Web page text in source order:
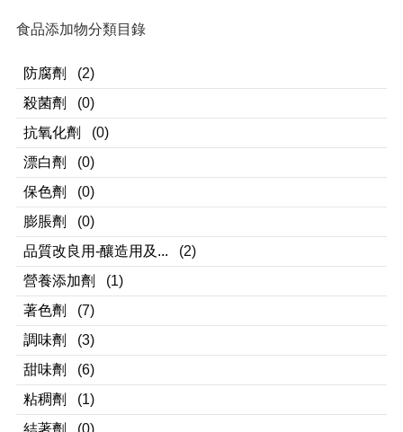
食品添加物分類目錄
防腐劑
(2)
殺菌劑
(0)
抗氧化劑
(0)
漂白劑
(0)
保色劑
(0)
膨脹劑
(0)
品質改良用-釀造用及...
(2)
營養添加劑
(1)
著色劑
(7)
調味劑
(3)
甜味劑
(6)
粘稠劑
(1)
結著劑
(0)